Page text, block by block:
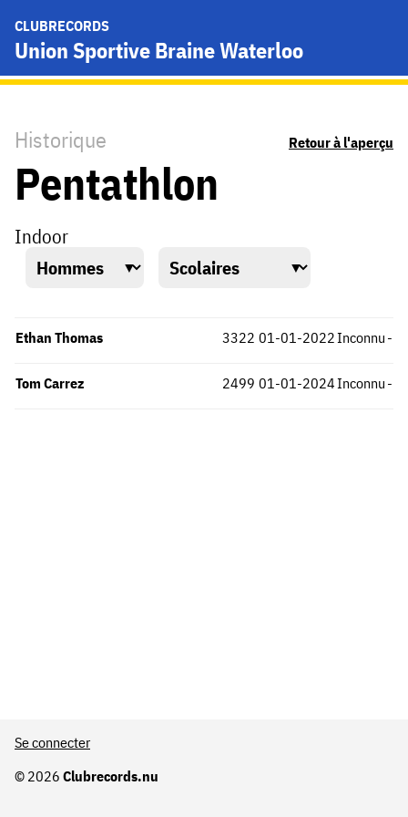
CLUBRECORDS
Union Sportive Braine Waterloo
Historique Retour à l'aperçu
Pentathlon
Indoor
Ethan Thomas Inconnu
3322 -
01-01-2022
Tom Carrez Inconnu
2499 -
01-01-2024
© 2026 Clubrecords.nu
Se connecter